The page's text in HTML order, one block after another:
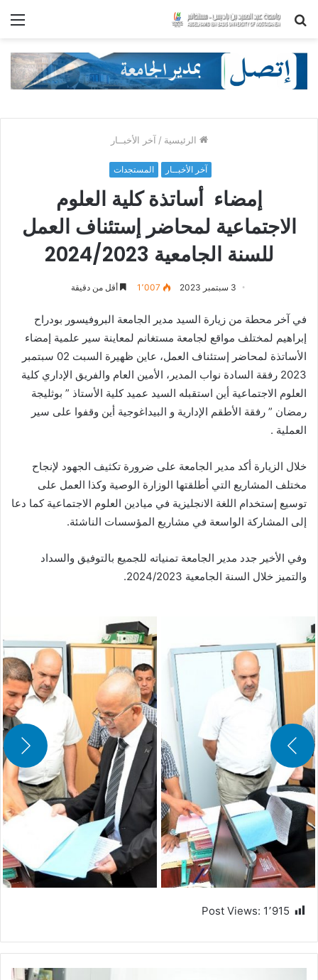
بحث
الرئيسية / آخر الأخبــار
آخر الأخبــار المستجدات
إمضاء أساتذة كلية العلوم
الاجتماعية لمحاضر إستئناف العمل
للسنة الجامعية 2024/2023
3 سبتمبر 2023 1٬007 أقل من دقيقة
في آخر محطة من زيارة السيد مدير الجامعة البروفيسور بودراح
إبراهيم لمختلف مواقع لجامعة مستغانم لمعاينة سير علمية إمضاء
الأساتذة لمحاضر إستئناف العمل، عاين ظهيرة السبت 02 سبتمبر
2023 رفقة السادة نواب المدير، الأمين العام والفريق الإداري كلية
العلوم الاجتماعية أين استقبله السيد عميد كلية الأستاذ ” بوثليجة
رمضان ” رفقة الأطقم الإدارية و البيداغوجية أين وقفوا على سير
العملية .
خلال الزيارة أكد مدير الجامعة على ضرورة تكثيف الجهود لإنجاح
مختلف المشاريع التي أطلقتها الوزارة الوصية وكذا العمل على
توسيع إستخدام اللغة الانجليزية في ميادين العلوم الاجتماعية كما دعا
إلى المشاركة الواسعة في مشاريع المؤسسات الناشئة.
وفي الأخير جدد مدير الجامعة تمنياته للجميع بالتوفيق والسداد
والتميز خلال السنة الجامعية 2024/2023.
Post Views: 1٬915